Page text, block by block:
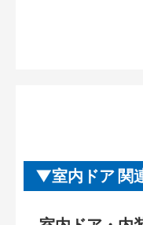
室内ドア 関